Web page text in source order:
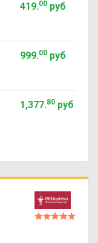
419.00руб
999.00руб
1,377.80руб